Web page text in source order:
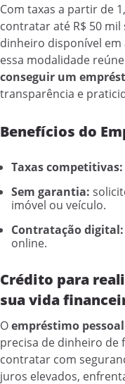
Com taxas a partir de
contratar até R$ 50
dinheiro disponível em
essa modalidade
conseguir um
transparência e
Benefícios do
Taxas competitivas:
Sem garantia:
imóvel ou veículo.
Contratação digital:
online.
Crédito para
sua vida
Oempréstimo pessoal
precisa de dinheiro de
contratar com
juros elevados,